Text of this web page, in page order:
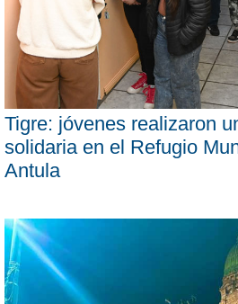
Tigre: jóvenes realizaron
solidaria en el Refugio
Antula